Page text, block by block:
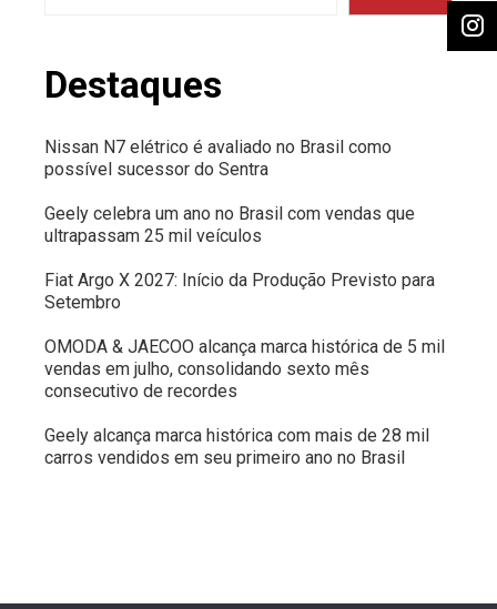
Destaques
Nissan N7 elétrico é avaliado no Brasil como
possível sucessor do Sentra
Geely celebra um ano no Brasil com vendas que
ultrapassam 25 mil veículos
Fiat Argo X 2027: Início da Produção Previsto para
Setembro
OMODA & JAECOO alcança marca histórica de 5 mil
vendas em julho, consolidando sexto mês
consecutivo de recordes
Geely alcança marca histórica com mais de 28 mil
carros vendidos em seu primeiro ano no Brasil